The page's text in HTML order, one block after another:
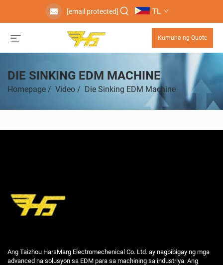
[email protected] TL
Kumuha ng Quote
DIE SINKING EDM MACHINE
Homepage / Video / Die Sinking EDM Machine
Ang Taizhou HarsMarg Electromechenical Co. Ltd. ay nagbibigay ng mga
advanced na solusyon sa EDM para sa machining sa industriya. Ang